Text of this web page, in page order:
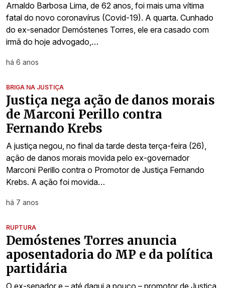
Arnaldo Barbosa Lima, de 62 anos, foi mais uma vítima
fatal do novo coronavírus (Covid-19). A quarta. Cunhado
do ex-senador Demóstenes Torres, ele era casado com
irmã do hoje advogado,…
há 6 anos
BRIGA NA JUSTIÇA
Justiça nega ação de danos morais
de Marconi Perillo contra
Fernando Krebs
A justiça negou, no final da tarde desta terça-feira (26),
ação de danos morais movida pelo ex-governador
Marconi Perillo contra o Promotor de Justiça Fernando
Krebs. A ação foi movida…
há 7 anos
RUPTURA
Demóstenes Torres anuncia
aposentadoria do MP e da política
partidária